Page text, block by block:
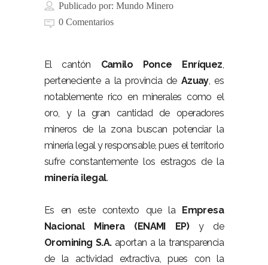
Publicado por: Mundo Minero
0 Comentarios
El cantón Camilo Ponce Enríquez,
perteneciente a la provincia de Azuay, es
notablemente rico en minerales como el
oro, y la gran cantidad de operadores
mineros de la zona buscan potenciar la
minería legal y responsable, pues el territorio
sufre constantemente los estragos de la
minería ilegal.
Es en este contexto que la Empresa
Nacional Minera (ENAMI EP)y de
Oromining S.A.aportan a la transparencia
de la actividad extractiva, pues con la